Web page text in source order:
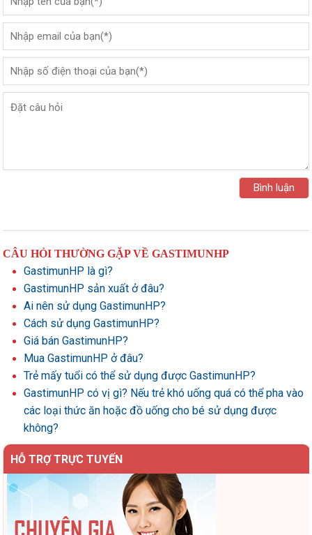
CÂU HỎI THƯỜNG GẶP VỀ GASTIMUNHP
GastimunHP là gì?
GastimunHP sản xuất ở đâu?
Ai nên sử dụng GastimunHP?
Cách sử dụng GastimunHP?
Giá bán GastimunHP?
Mua GastimunHP ở đâu?
Trẻ mấy tuổi có thể sử dụng được GastimunHP?
GastimunHP có vị gì? Nếu trẻ khó uống quá có thể pha vào
các loại thức ăn hoặc đồ uống cho bé sử dụng được
không?
HỖ TRỢ TRỰC TUYẾN